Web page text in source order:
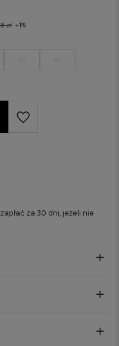
zł +1%
za 30 dni, jeżeli nie